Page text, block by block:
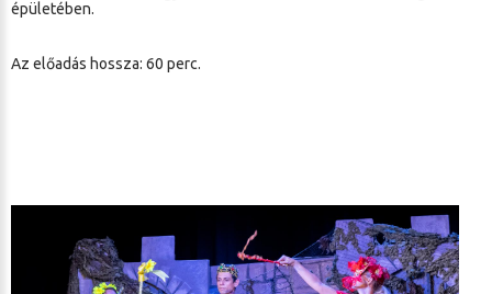
épületében.
Az előadás hossza: 60 perc.